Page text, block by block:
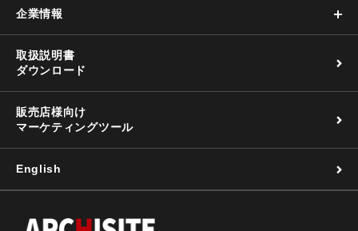
企業情報
取扱説明書
ダウンロード
販売店様向け
マーケティングツール
English